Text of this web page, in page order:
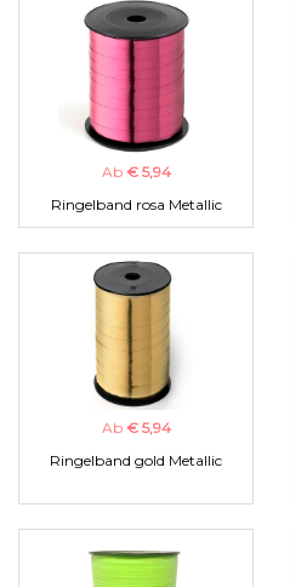
Ab € 5,94
Ringelband rosa Metallic
Ab € 5,94
Ringelband gold Metallic